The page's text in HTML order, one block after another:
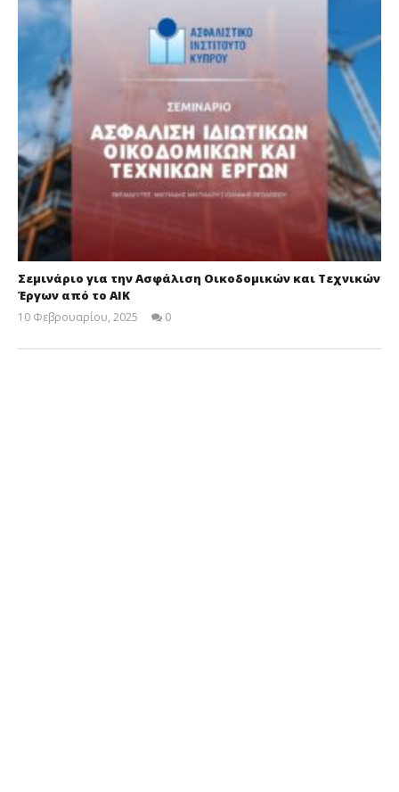
Σεμινάριο για την Ασφάλιση Οικοδομικών και Τεχνικών
Έργων από το ΑΙΚ
10 Φεβρουαρίου, 2025
Insurance
0